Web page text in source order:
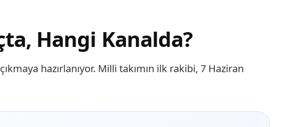
Hangi Kanalda?
hazırlanıyor. Milli takımın ilk rakibi, 7 Haziran